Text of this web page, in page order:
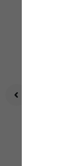
Combo